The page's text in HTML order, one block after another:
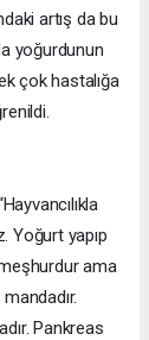
artış da bu
yoğurdunun
çok hastalığa
Yoğurt yapıp
ama
Pankreas